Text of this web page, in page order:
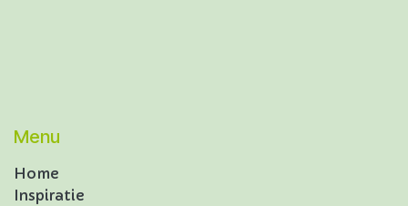
Menu
Home
Inspiratie